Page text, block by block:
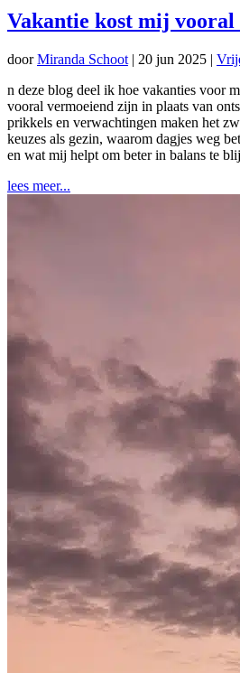
Vakantie kost mij vooral
doorMiranda Schoot | 20 jun 2025 |
n deze blog deel ik hoe vakanties voor
vooral vermoeiend zijn in plaats van
prikkels en verwachtingen maken het
keuzes als gezin, waarom dagjes weg
en wat mij helpt om beter in balans te
lees meer...